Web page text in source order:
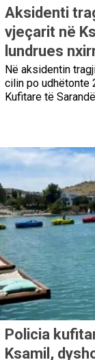
Aksidenti
vjeçarit në
lundrues
Në aksidentin
cilin po udhëtonte
Kufitare të
Policia
Ksamil,